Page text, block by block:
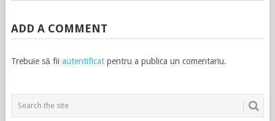
ADD A COMMENT
Trebuie să fii autentificatpentru a publica un comentariu.